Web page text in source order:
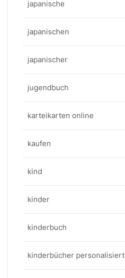
japanische
japanischen
japanischer
jugendbuch
karteikarten online
kaufen
kind
kinder
kinderbuch
kinderbücher personalisiert